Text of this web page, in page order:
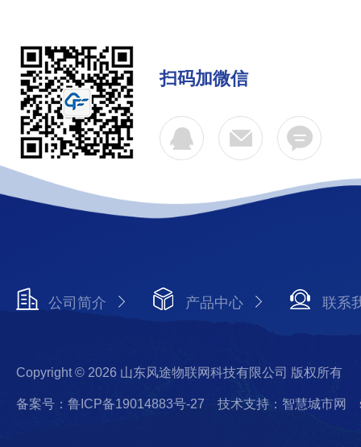
扫码加微信
公司简介 产品中心 联系
Copyright © 2026 山东风途物联网科技有限公司 版权所有
备案号：鲁ICP备19014883号-27 技术支持：智慧城市网